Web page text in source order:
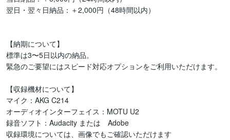
翌日・翌々日納品：＋2,000円（48時間以内）
【納期について】
標準は3〜5日以内の納品。
緊急のご要望にはスピード対応オプションをご利用いただけます。
【収録機材について】
マイク：AKG C214
オーディオインターフェイス：MOTU U2
録音ソフト：Audacity または　Adobe
収録環境については、画像でもご確認いただけます